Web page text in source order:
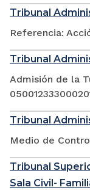
Tribunal
Referencia:
Tribunal
Admisión de la
Tribunal
Medio de
Tribunal
Sala Civil-